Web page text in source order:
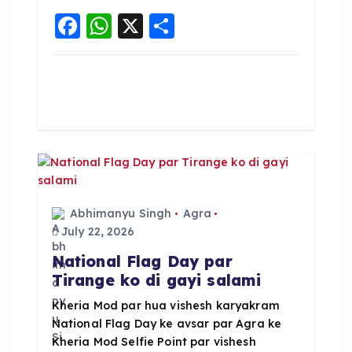
F
a
o
k
W
h
p
p
X S
h
Abhimanyu Singh
Agra
July 22, 2026
National Flag Day par
Tirange ko di gayi salami
Kheria Mod par hua vishesh karyakram
National Flag Day ke avsar par Agra ke
Kheria Mod Selfie Point par vishesh